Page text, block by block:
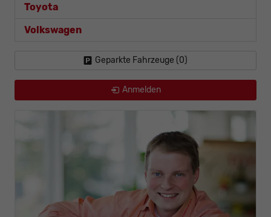
Toyota
Volkswagen
Geparkte Fahrzeuge (0)
Anmelden